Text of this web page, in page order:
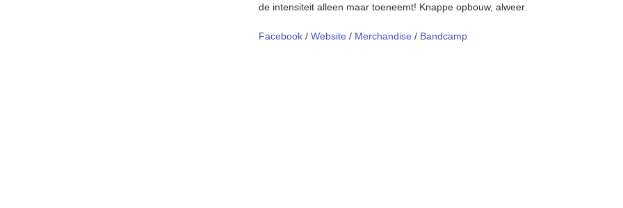
de intensiteit alleen maar toeneemt! Knappe opbouw, alweer.
Facebook / Website / Merchandise / Bandcamp